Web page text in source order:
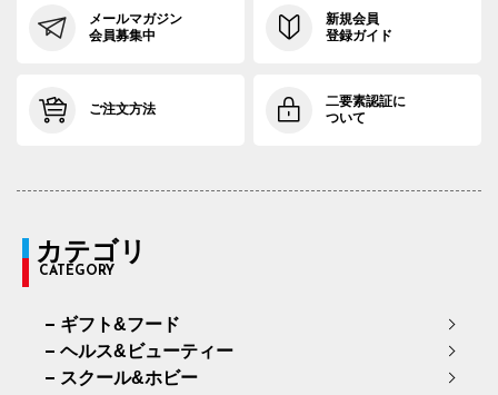
メールマガジン
会員募集中
新規会員
登録ガイド
ご注文方法
二要素認証に
ついて
カテゴリ
CATEGORY
ギフト&フード
ヘルス&ビューティー
スクール&ホビー